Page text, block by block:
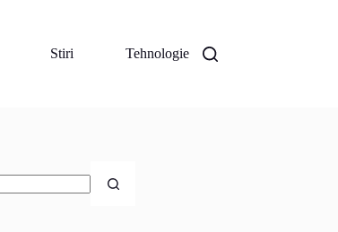
Stiri Tehnologie